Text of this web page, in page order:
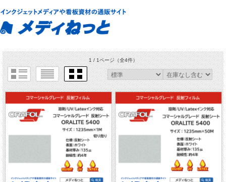
1 / 1ページ（全4件）